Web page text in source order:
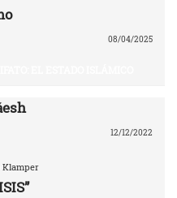
08/04/2025
12/12/2022